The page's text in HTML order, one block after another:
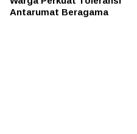
Antarumat Beragama